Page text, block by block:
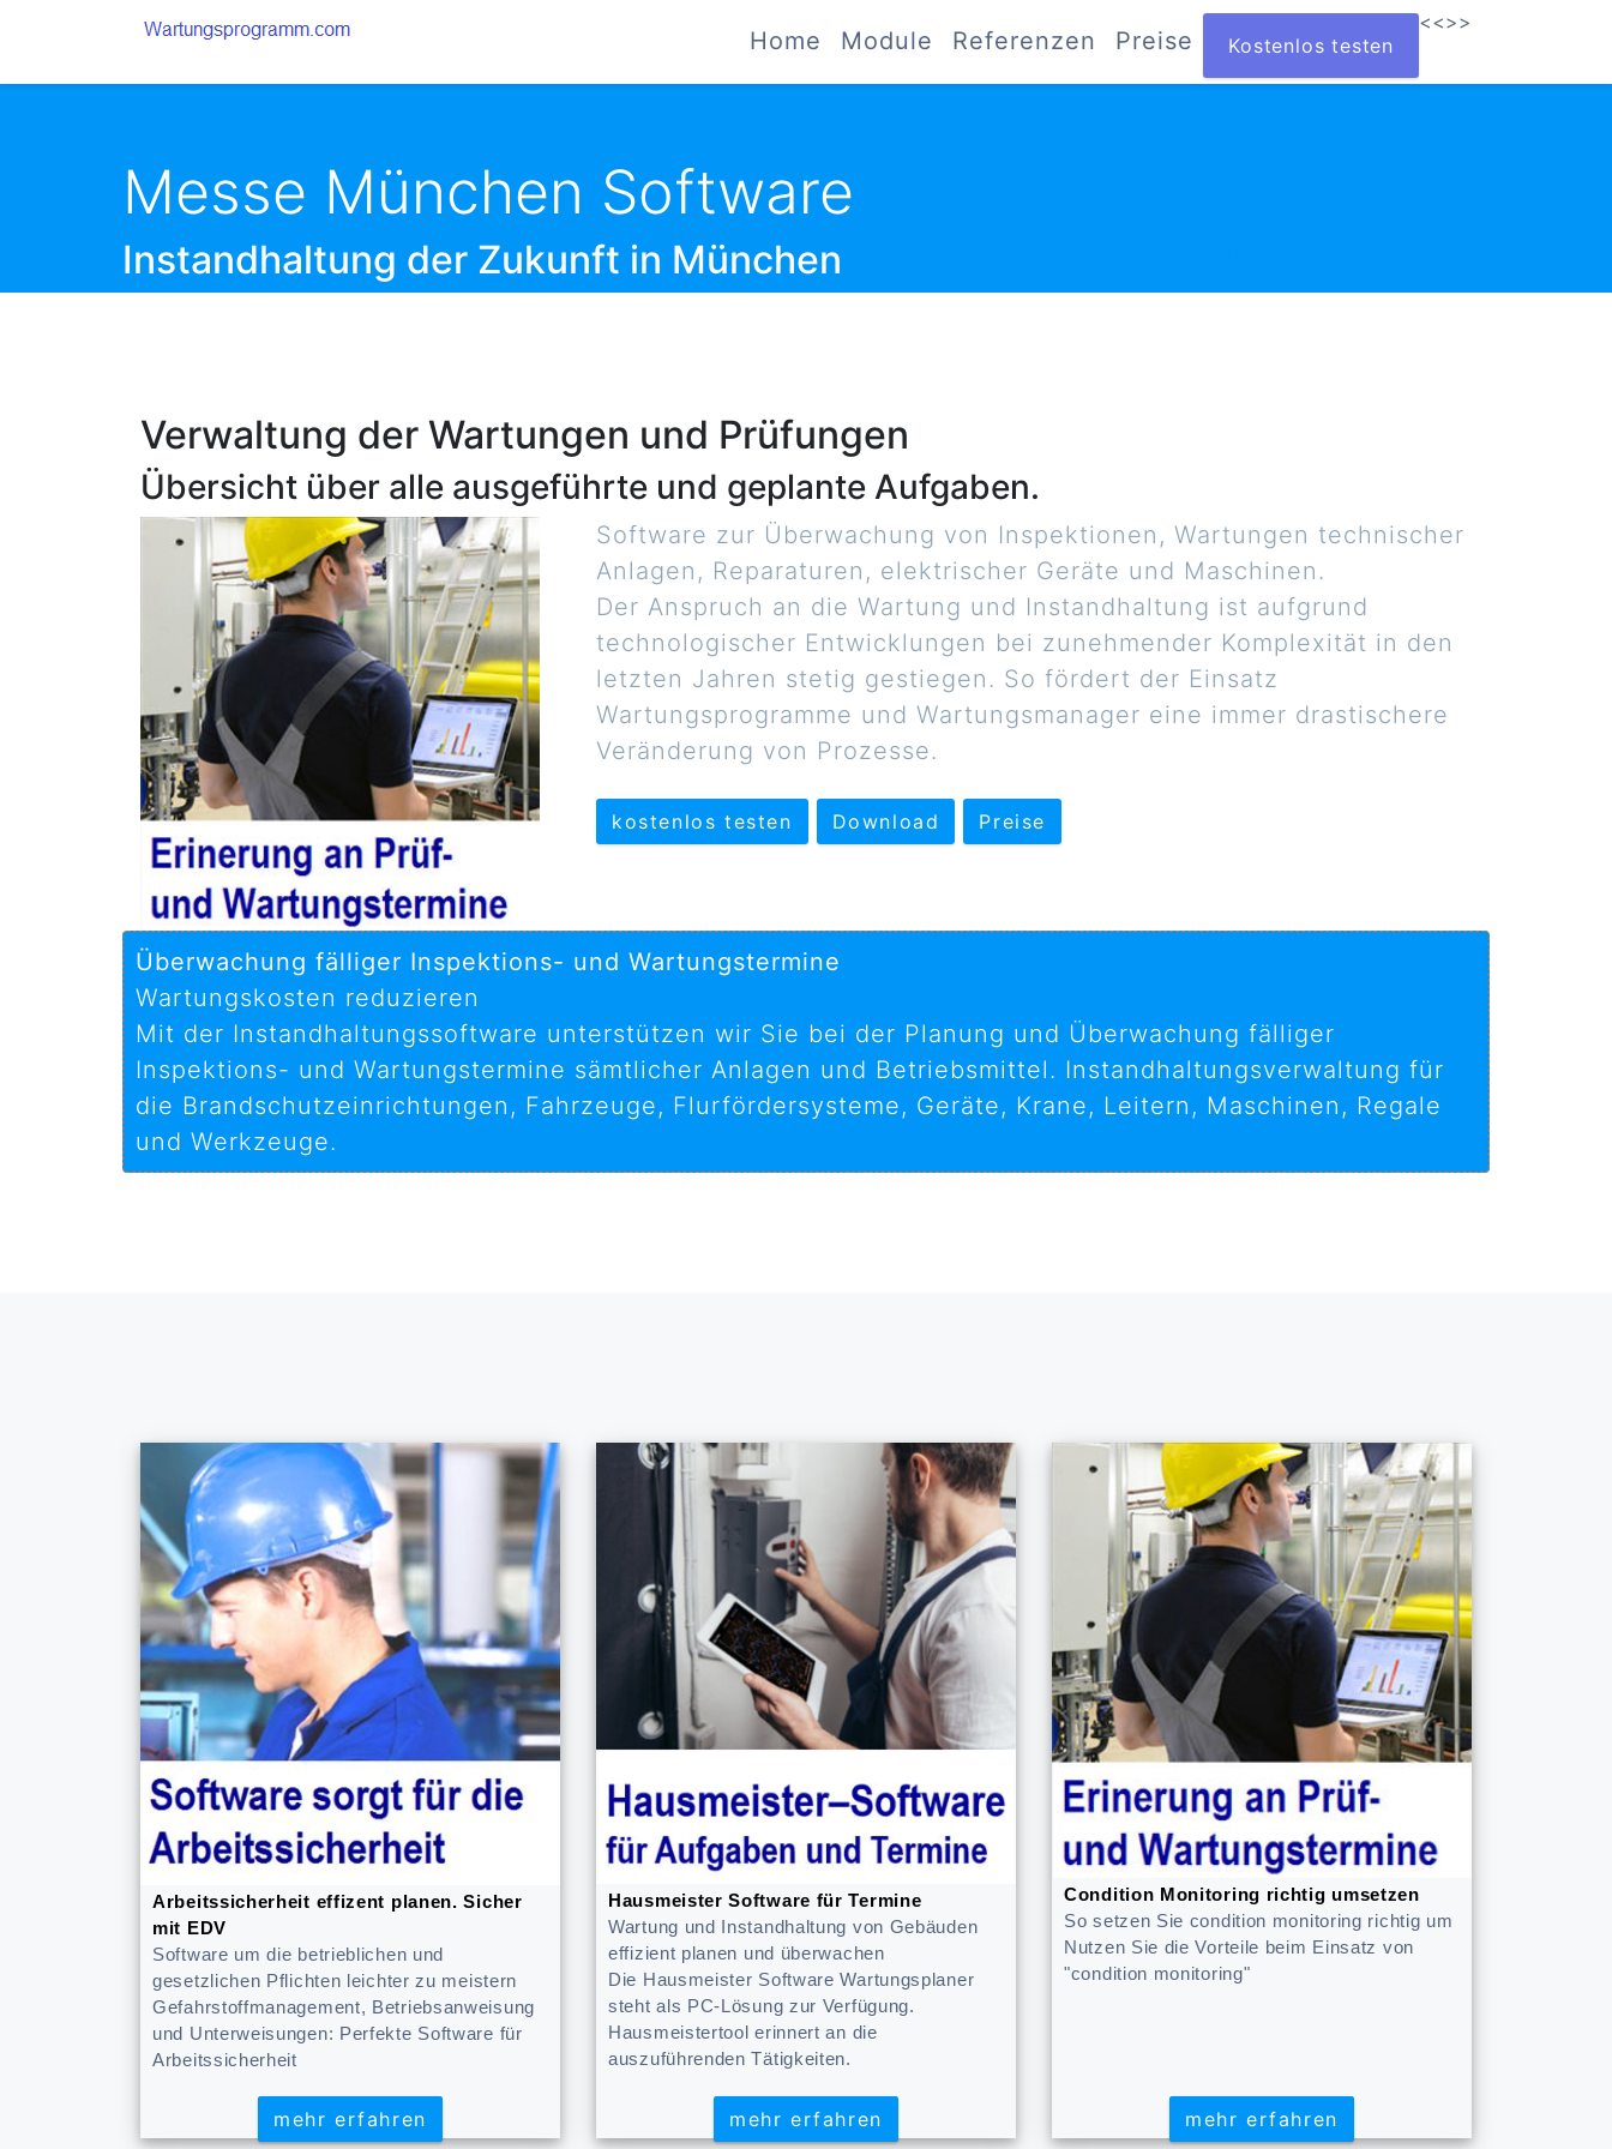
Home Module Referenzen Preise Kostenlos testen
<<>>
Messe München Software
Instandhaltung der Zukunft in München
Verwaltung der Wartungen und Prüfungen
Übersicht über alle ausgeführte und geplante Aufgaben.
Software zur Überwachung von Inspektionen, Wartungen technischer
Anlagen, Reparaturen, elektrischer Geräte und Maschinen.
Der Anspruch an die Wartung und Instandhaltung ist aufgrund
technologischer Entwicklungen bei zunehmender Komplexität in den
letzten Jahren stetig gestiegen. So fördert der Einsatz
Wartungsprogramme und Wartungsmanager eine immer drastischere
Veränderung von Prozesse.
kostenlos testen Download Preise
Überwachung fälliger Inspektions- und Wartungstermine
Wartungskosten reduzieren
Mit der Instandhaltungssoftware unterstützen wir Sie bei der Planung und Überwachung fälliger
Inspektions- und Wartungstermine sämtlicher Anlagen und Betriebsmittel. Instandhaltungsverwaltung für
die Brandschutzeinrichtungen, Fahrzeuge, Flurfördersysteme, Geräte, Krane, Leitern, Maschinen, Regale
und Werkzeuge.
Arbeitssicherheit effizent planen. Sicher
mit EDV
Software um die betrieblichen und
gesetzlichen Pflichten leichter zu meistern
Gefahrstoffmanagement, Betriebsanweisung
und Unterweisungen: Perfekte Software für
Arbeitssicherheit
mehr erfahren
mehr erfahren
Hausmeister Software für Termine
Wartung und Instandhaltung von Gebäuden
effizient planen und überwachen
Die Hausmeister Software Wartungsplaner
steht als PC-Lösung zur Verfügung.
Hausmeistertool erinnert an die
auszuführenden Tätigkeiten.
mehr erfahren
mehr erfahren
Condition Monitoring richtig umsetzen
So setzen Sie condition monitoring richtig um
Nutzen Sie die Vorteile beim Einsatz von
"condition monitoring"
mehr erfahren
mehr erfahren